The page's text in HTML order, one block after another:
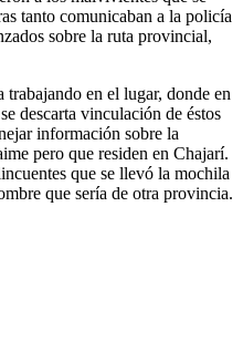
tanto comunicaban a la policía
sobre la ruta provincial,
en el lugar, donde en
descarta vinculación de éstos
información sobre la
pero que residen en Chajarí.
que se llevó la mochila
que sería de otra provincia.